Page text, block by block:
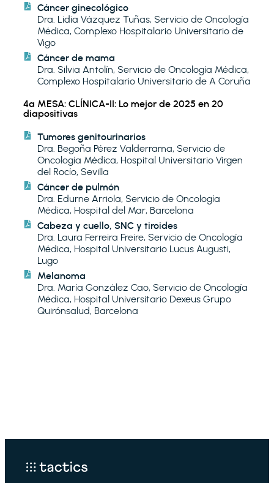
Cáncer ginecológico
Dra. Lidia Vázquez Tuñas, Servicio de Oncología
Médica, Complexo Hospitalario Universitario de
Vigo
Cáncer de mama
Dra. Silvia Antolín, Servicio de Oncología Médica,
Complexo Hospitalario Universitario de A Coruña
4ª MESA: CLÍNICA-II: Lo mejor de 2025 en 20
diapositivas
Tumores genitourinarios
Dra. Begoña Pérez Valderrama, Servicio de
Oncología Médica, Hospital Universitario Virgen
del Rocío, Sevilla
Cáncer de pulmón
Dra. Edurne Arriola, Servicio de Oncología
Médica, Hospital del Mar, Barcelona
Cabeza y cuello, SNC y tiroides
Dra. Laura Ferreira Freire, Servicio de Oncología
Médica, Hospital Universitario Lucus Augusti,
Lugo
Melanoma
Dra. María González Cao, Servicio de Oncología
Médica, Hospital Universitario Dexeus Grupo
Quirónsalud, Barcelona